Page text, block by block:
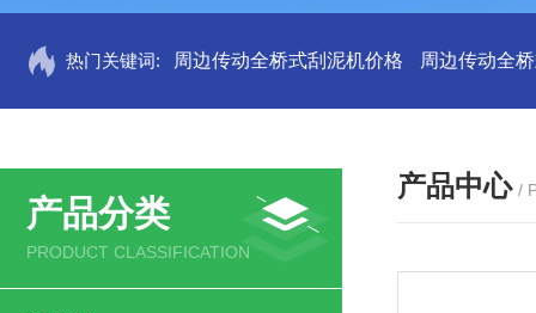
热门关键词: 周边传动全桥式刮泥机价格 周边传动全
产品分类
PRODUCT CLASSIFICATION
产品中心 /